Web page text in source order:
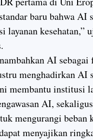
baru bahwa
layanan kesehatan,”
AI
menghadirkan AI
membantu institusi
AI,
mengurangi beban
menyajikan